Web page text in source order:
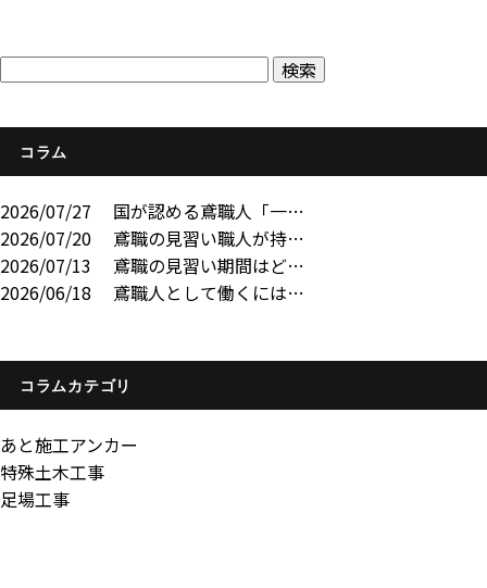
コラム
2026/07/27
国が認める鳶職人「一…
2026/07/20
鳶職の見習い職人が持…
2026/07/13
鳶職の見習い期間はど…
2026/06/18
鳶職人として働くには…
コラムカテゴリ
あと施工アンカー
特殊土木工事
足場工事